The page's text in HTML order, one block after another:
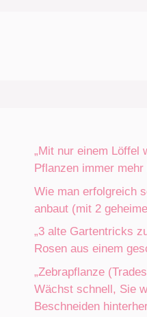
„Mit nur einem Löffel
Pflanzen immer mehr
Wie man erfolgreich
anbaut (mit 2
„3 alte Gartentricks
Rosen aus einem
„Zebrapflanze
Wächst schnell, Sie
Beschneiden